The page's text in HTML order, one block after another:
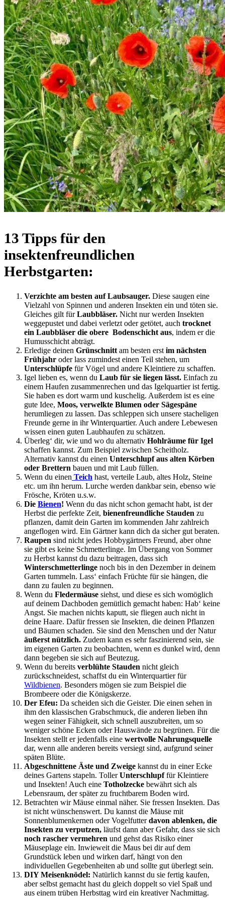
13 Tipps für den
insektenfreundlichen
Herbstgarten:
Verzichte am besten auf Laubsauger. Diese saugen eine
Vielzahl von Spinnen und anderen Insekten ein und töten sie.
Gleiches gilt fürLaubbläser. Nicht nur werden Insekten
weggepustet und dabei verletzt oder getötet, auch trocknet
ein Laubbläser die obere Bodenschicht aus, indem er die
Humusschicht abträgt.
Erledige deinen Grünschnitt am besten erst im nächsten
Frühjahr oder lass zumindest einen Teil stehen, um
Unterschlüpfe für Vögel und andere Kleintiere zu schaffen.
Igel lieben es, wenn du Laub für sie liegen lässt. Einfach zu
einem Haufen zusammenrechen und das Igelquartier ist fertig.
Sie haben es dort warm und kuschelig. Außerdem ist es eine
gute Idee, Moos, verwelkte Blumen oder Sägespäne
herumliegen zu lassen. Das schleppen sich unsere stacheligen
Freunde gerne in ihr Winterquartier. Auch andere Lebewesen
wissen einen guten Laubhaufen zu schätzen.
Überleg‘ dir, wie und wo du alternativ Hohlräume für Igel
schaffen kannst. Zum Beispiel zwischen Scheitholz.
Alternativ kannst du einen Unterschlupf aus alten Körben
oder Brettern bauen und mit Laub füllen.
Wenn du einen Teich hast, verteile Laub, altes Holz, Steine
etc. um ihn herum. Lurche werden dankbar sein, ebenso wie
Frösche, Kröten u.s.w.
Die Bienen! Wenn du das nicht schon gemacht habt, ist der
Herbst die perfekte Zeit, bienenfreundliche Stauden zu
pflanzen, damit dein Garten im kommenden Jahr zahlreich
angeflogen wird. Ein Gärtner kann dich da sicher gut beraten.
Raupen sind nicht jedes Hobbygärtners Freund, aber ohne
sie gibt es keine Schmetterlinge. Im Übergang von Sommer
zu Herbst kannst du dazu beitragen, dass sich
Winterschmetterlinge noch bis in den Dezember in deinem
Garten tummeln. Lass‘ einfach Früchte für sie hängen, die
dann zu faulen zu beginnen.
Wenn du Fledermäuse siehst, und diese es sich womöglich
auf deinem Dachboden gemütlich gemacht haben: Hab‘ keine
Angst. Sie machen nichts kaputt, sie fliegen auch nicht in
deine Haare. Dafür fressen sie Insekten, die deinen Pflanzen
und Bäumen schaden. Sie sind den Menschen und der Natur
äußerst nützlich. Zudem kann es sehr faszinierend sein, sie
im eigenen Garten zu beobachten, wenn es dunkel wird, denn
dann begeben sie sich auf Beutezug.
Wenn du bereits verblühte Stauden nicht gleich
zurückschneidest, schaffst du ein Winterquartier für
Wildbienen. Besonders mögen sie zum Beispiel die
Brombeere oder die Königskerze.
Der Efeu: Da scheiden sich die Geister. Die einen sehen in
ihm den klassischen Grabschmuck, die anderen lieben ihn
wegen seiner Fähigkeit, sich schnell auszubreiten, um so
weniger schöne Ecken oder Hauswände zu begrünen. Für die
Insekten stellt er jedenfalls eine wertvolle Nahrungsquelle
dar, wenn alle anderen bereits versiegt sind, aufgrund seiner
späten Blüte.
Abgeschnittene Äste und Zweige kannst du in einer Ecke
deines Gartens stapeln. TollerUnterschlupffür Kleintiere
und Insekten! Auch eine Totholzecke bewährt sich als
Lebensraum, der später zu fruchtbarem Boden wird.
Betrachten wir Mäuse einmal näher. Sie fressen Insekten. Das
ist nicht wünschenswert. Du kannst die Mäuse mit
Sonnenblumenkernen oder Vogelfutterdavon ablenken, die
Insekten zu verputzen, läufst dann aber Gefahr, dass sie sich
noch rascher vermehren und gehst das Risiko einer
Mäuseplage ein. Inwieweit die Maus bei dir auf dem
Grundstück leben und wirken darf, hängt von den
individuellen Gegebenheiten ab und sollte gut überlegt sein.
DIY Meisenknödel: Natürlich kannst du sie fertig kaufen,
aber selbst gemacht hast du gleich doppelt so viel Spaß und
aus einem trüben Herbsttag wird ein kreativer Nachmittag.